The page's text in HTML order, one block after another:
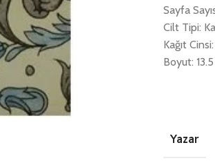
Sayfa
Cilt Tipi:
Kağıt
Boyut:
Yazar